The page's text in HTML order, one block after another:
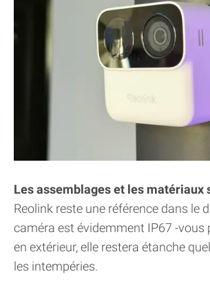
Les assemblages et les matériaux
Reolink reste une référence dans le
caméra est évidemment IP67 -vous
en extérieur, elle restera étanche
les intempéries.